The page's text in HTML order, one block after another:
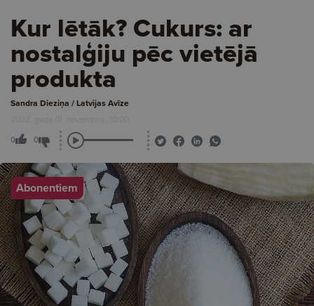
Kur lētāk? Cukurs: ar
nostalģiju pēc vietējā
produkta
Sandra Dieziņa / Latvijas Avīze
2023. gada 01. novembris, 10:00
0 0
Abonentiem